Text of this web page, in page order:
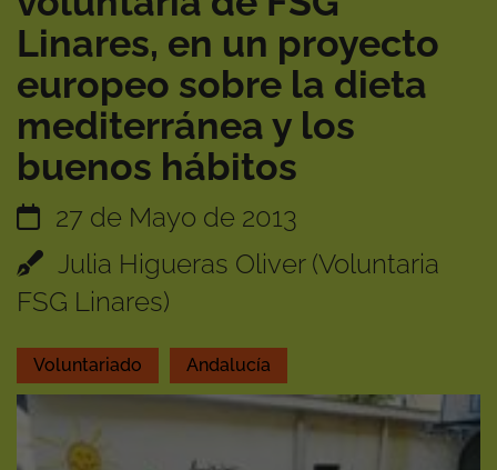
Linares, en un proyecto
europeo sobre la dieta
mediterránea y los
buenos hábitos
27 de Mayo de 2013
Julia Higueras Oliver (Voluntaria
FSG Linares)
Voluntariado Andalucía